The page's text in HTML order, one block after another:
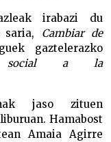
irabazi du
saria, Cambiar de
gaztelerazko
social a la
jaso zituen
Hamabost
Amaia Agirre